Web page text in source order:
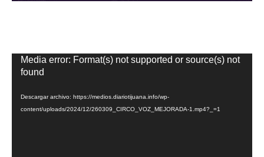
Reproductor
de
Media error: Format(s) not supported or source(s) not
found
Descargar archivo: https://medios.diariotijuana.info/wp-
content/uploads/2024/12/260309_CIRCO_VOZ_MEJORADA-1.mp4?_=1